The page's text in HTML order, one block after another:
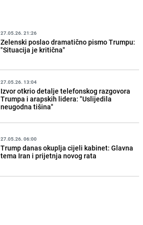
27.05.26. 21:26
Zelenski poslao dramatično pismo Trumpu:
"Situacija je kritična"
27.05.26. 13:04
Izvor otkrio detalje telefonskog razgovora
Trumpa i arapskih lidera: "Uslijedila
neugodna tišina"
27.05.26. 06:00
Trump danas okuplja cijeli kabinet: Glavna
tema Iran i prijetnja novog rata